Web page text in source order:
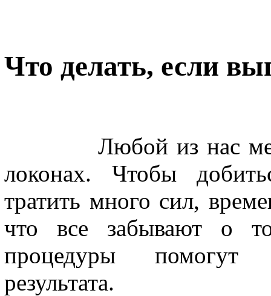
Что делать, если
Любой из нас
локонах. Чтобы
тратить много сил,
что все забывают о
процедуры помогут
результата.